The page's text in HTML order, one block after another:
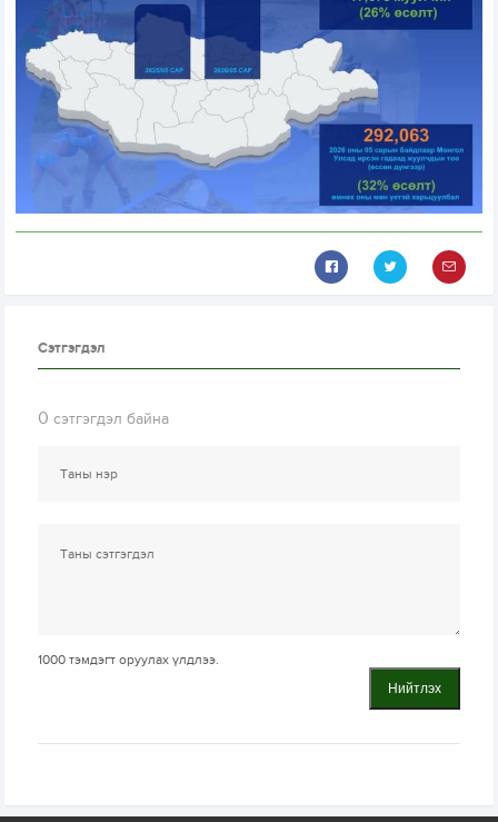
Сэтгэгдэл
0 сэтгэгдэл байна
1000 тэмдэгт оруулах үлдлээ.
Нийтлэх